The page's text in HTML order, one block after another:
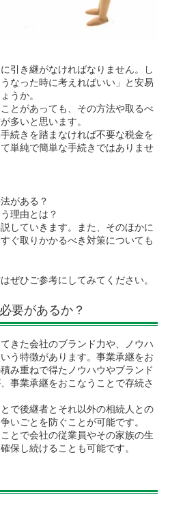
引き継がなければなりません。し
なった時に考えればいい」と安易
うか。
とがあっても、その方法や取るべ
多いと思います。
続きを踏まなければ不要な税金を
単純で簡単な手続きではありませ
がある？
理由とは？
していきます。また、そのほかに
ぐ取りかかるべき対策についても
ぜひご参考にしてみてください。
要があるか？
きた会社のブランド力や、ノウハ
う特徴があります。事業承継をお
み重ねで得たノウハウやブランド
事業承継をおこなうことで存続さ
で後継者とそれ以外の相続人との
いごとを防ぐことが可能です。
とで会社の従業員やその家族の生
保し続けることも可能です。